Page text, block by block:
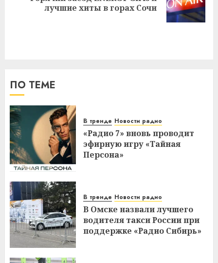
лучшие хиты в горах Сочи
ПО ТЕМЕ
В тренде Новости радио
«Радио 7» вновь проводит
эфирную игру «Тайная
Персона»
В тренде Новости радио
В Омске назвали лучшего
водителя такси России при
поддержке «Радио Сибирь»